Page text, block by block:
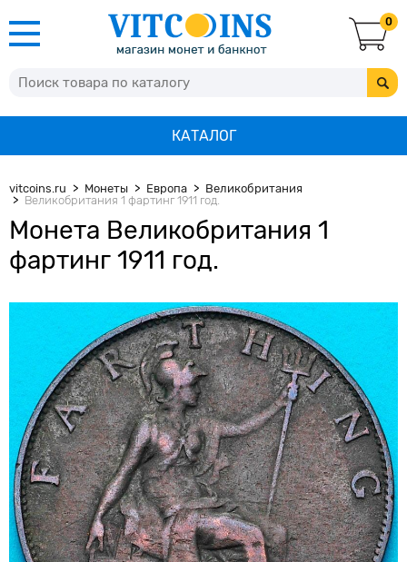
0
КАТАЛОГ
vitcoins.ru Монеты Европа
Великобритания
Великобритания 1 фартинг 1911 год.
Монета Великобритания 1
фартинг 1911 год.